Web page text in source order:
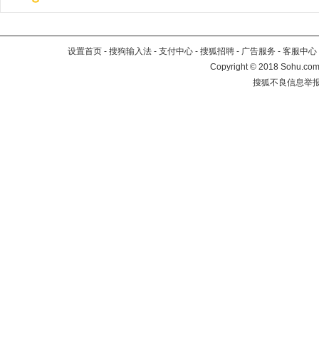
设置首页 - 搜狗输入法 - 支付中心 - 搜狐招聘 - 广告服务 - 客服中心
Copyright©2018
搜狐不良信息举